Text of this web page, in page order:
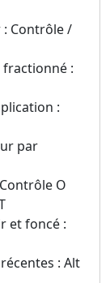
: Contrôle /
fractionné :
:
par
O
et foncé :
: Alt